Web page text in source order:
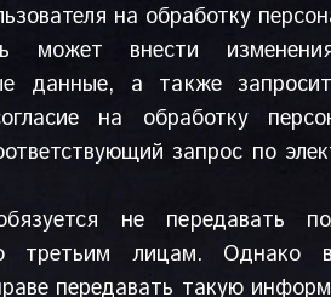
на обработку
может внести
данные, а также
на обработку
запрос по
не передавать
третьим лицам. Однако
передавать такую